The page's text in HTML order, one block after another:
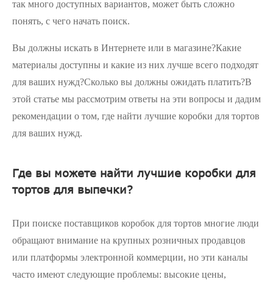
так много доступных вариантов, может быть сложно
понять, с чего начать поиск.
Вы должны искать в Интернете или в магазине?Какие
материалы доступны и какие из них лучше всего подходят
для ваших нужд?Сколько вы должны ожидать платить?В
этой статье мы рассмотрим ответы на эти вопросы и дадим
рекомендации о том, где найти лучшие коробки для тортов
для ваших нужд.
Где вы можете найти лучшие коробки для
тортов для выпечки?
При поиске поставщиков коробок для тортов многие люди
обращают внимание на крупных розничных продавцов
или платформы электронной коммерции, но эти каналы
часто имеют следующие проблемы: высокие цены,